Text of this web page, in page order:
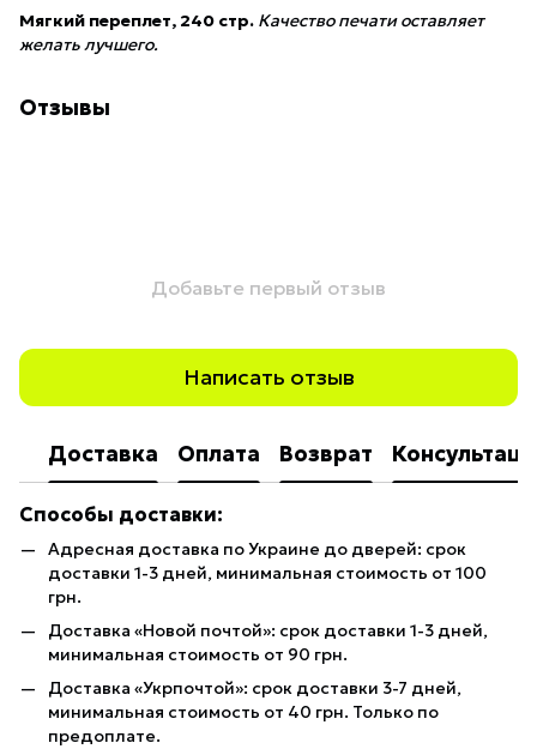
Мягкий переплет, 240 стр. Качество печати оставляет
желать лучшего.
Отзывы
Добавьте первый отзыв
Написать отзыв
Доставка Оплата Возврат
Способы доставки:
Адресная доставка по Украине до дверей: срок
доставки 1-3 дней, минимальная стоимость от 100
грн.
Доставка «Новой почтой»: срок доставки 1-3 дней,
минимальная стоимость от 90 грн.
Доставка «Укрпочтой»: срок доставки 3-7 дней,
минимальная стоимость от 40 грн. Только по
предоплате.